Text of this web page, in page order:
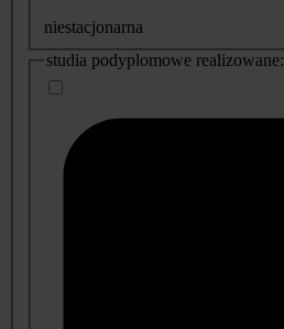
niestacjonarna
studia podyplomowe realizowane: